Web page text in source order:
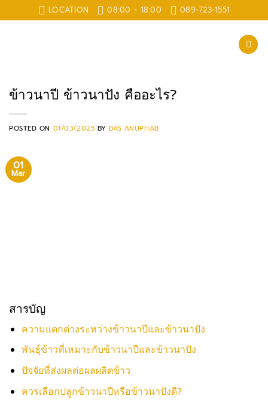
to
LOCATION 08:00 - 18:00 089-723-1551
ข้าวนาปี ข้าวนาปัง คืออะไร?
POSTED ON 01/03/2025 BYBAS ANUPHAB
01
Mar
สารบัญ
ความแตกต่างระหว่างข้าวนาปีและข้าวนาปัง
พันธุ์ข้าวที่เหมาะกับข้าวนาปีและข้าวนาปัง
ปัจจัยที่ส่งผลต่อผลผลิตข้าว
ควรเลือกปลูกข้าวนาปีหรือข้าวนาปังดี?